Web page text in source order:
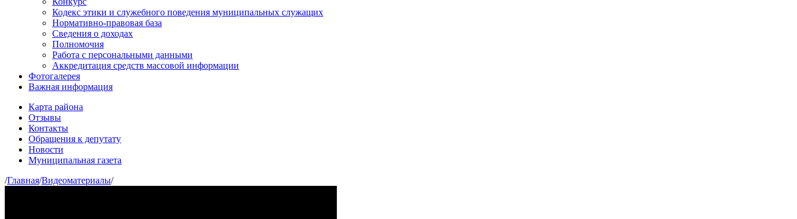
Кодекс этики и служебного поведения муниципальных служащих
Нормативно-правовая база
Сведения о доходах
Полномочия
Работа с персональными данными
Аккредитация средств массовой информации
Фотогалерея
Важная информация
Карта района
Отзывы
Контакты
Обращения к депутату
Новости
Муниципальная газета
/Главная/Видеоматериалы/